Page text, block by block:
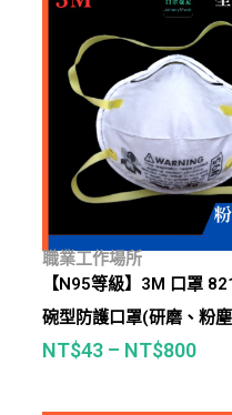
職業工作場所
【N95等級】3M 口罩
碗型防護口罩(研磨、粉
粒狀物汙染)
NT$43 – NT$800